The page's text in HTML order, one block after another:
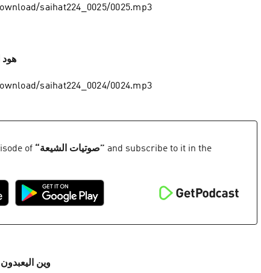
saihat224_0025/0025.mp3
saihat224_0024/0024.mp3
of “صوتيات الشيعة” and subscribe to it in the
وين